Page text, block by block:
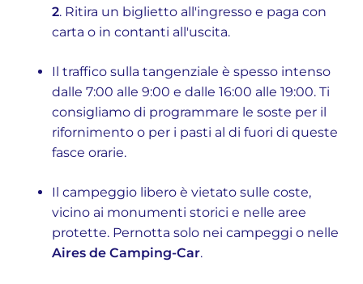
2. Ritira un biglietto all'ingresso e paga con
carta o in contanti all'uscita.
Il traffico sulla tangenziale è spesso intenso
dalle 7:00 alle 9:00 e dalle 16:00 alle 19:00. Ti
consigliamo di programmare le soste per il
rifornimento o per i pasti al di fuori di queste
fasce orarie.
Il campeggio libero è vietato sulle coste,
vicino ai monumenti storici e nelle aree
protette. Pernotta solo nei campeggi o nelle
Aires de Camping-Car.